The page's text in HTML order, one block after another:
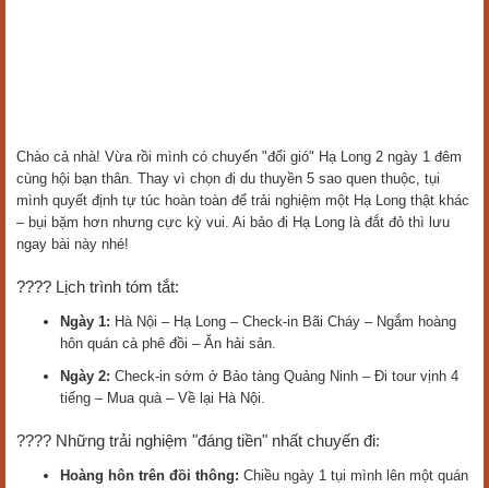
Chào cả nhà! Vừa rồi mình có chuyến "đổi gió" Hạ Long 2 ngày 1 đêm
cùng hội bạn thân. Thay vì chọn đi du thuyền 5 sao quen thuộc, tụi
mình quyết định tự túc hoàn toàn để trải nghiệm một Hạ Long thật khác
– bụi bặm hơn nhưng cực kỳ vui. Ai bảo đi Hạ Long là đắt đỏ thì lưu
ngay bài này nhé!
???? Lịch trình tóm tắt:
Ngày 1: Hà Nội – Hạ Long – Check-in Bãi Cháy – Ngắm hoàng
hôn quán cà phê đồi – Ăn hải sản.
Ngày 2: Check-in sớm ở Bảo tàng Quảng Ninh – Đi tour vịnh 4
tiếng – Mua quà – Về lại Hà Nội.
???? Những trải nghiệm "đáng tiền" nhất chuyến đi:
Hoàng hôn trên đồi thông: Chiều ngày 1 tụi mình lên một quán